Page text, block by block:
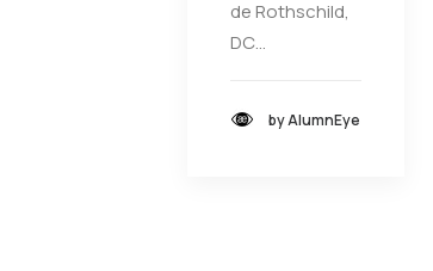
de Rothschild,
DC…
by AlumnEye